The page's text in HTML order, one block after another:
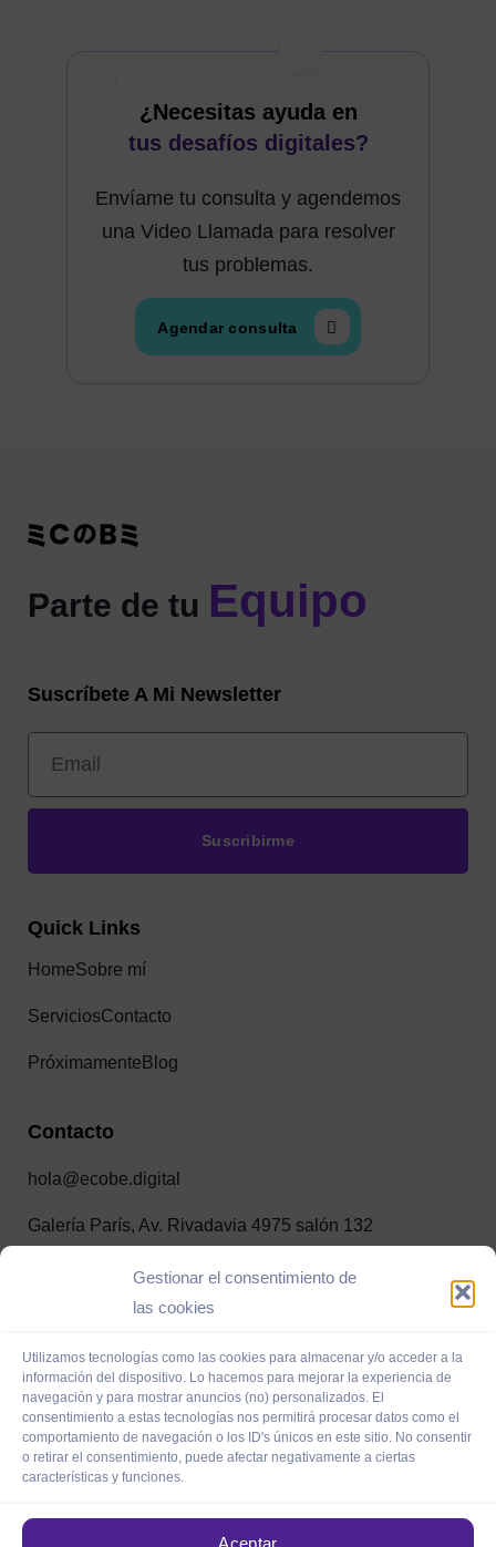
Gestionar el consentimiento de
las cookies
Utilizamos tecnologías como las cookies para almacenar y/o acceder a la
información del dispositivo. Lo hacemos para mejorar la experiencia de
navegación y para mostrar anuncios (no) personalizados. El
consentimiento a estas tecnologías nos permitirá procesar datos como el
comportamiento de navegación o los ID's únicos en este sitio. No consentir
o retirar el consentimiento, puede afectar negativamente a ciertas
características y funciones.
Aceptar
¿Necesitas ayuda en
tus desafíos digitales?
Envíame tu consulta y agendemos
una Video Llamada para resolver
tus problemas.
Agendar consulta
Parte de tu Equipo
Suscríbete A Mi Newsletter
Suscribirme
Quick Links
HomeSobre mí
ServiciosContacto
Próximamente Blog
Contacto
hola@ecobe.digital
Galería París, Av. Rivadavia 4975 salón 132